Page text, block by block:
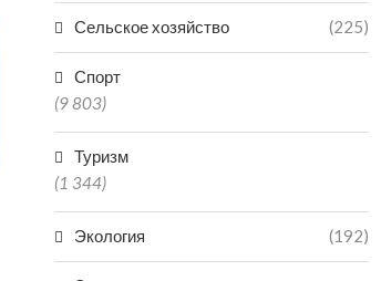
ОКОЛО 132 МЛРД
ИНВЕСТИЦИЙ ПРИВЛЕК
ДАГЕСТАН ДЛЯ
РЕАЛИЗАЦИИ...
Сельское хозяйство (225)
Спорт
(9 803)
Туризм
(1 344)
Экология (192)